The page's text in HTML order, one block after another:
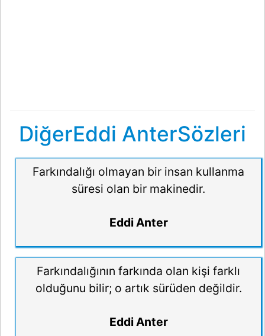
DiğerEddi AnterSözleri
Farkındalığı olmayan bir insan kullanma
süresi olan bir makinedir.
Eddi Anter
Farkındalığının farkında olan kişi farklı
olduğunu bilir; o artık sürüden değildir.
Eddi Anter